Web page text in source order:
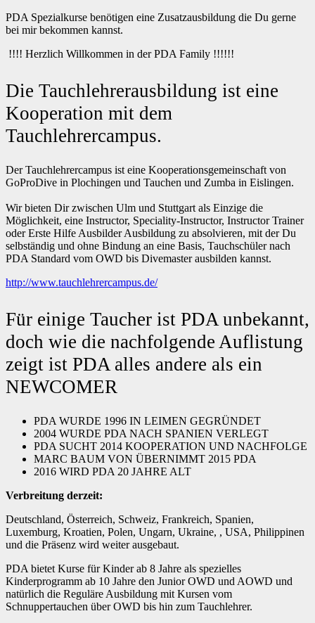
PDA Spezialkurse benötigen eine Zusatzausbildung die Du gerne
bei mir bekommen kannst.
!!!! Herzlich Willkommen in der PDA Family !!!!!!
Die Tauchlehrerausbildung ist eine
Kooperation mit dem
Tauchlehrercampus.
Der Tauchlehrercampus ist eine Kooperationsgemeinschaft von
GoProDive in Plochingen und Tauchen und Zumba in Eislingen.
Wir bieten Dir zwischen Ulm und Stuttgart als Einzige die
Möglichkeit, eine Instructor, Speciality-Instructor, Instructor Trainer
oder Erste Hilfe Ausbilder Ausbildung zu absolvieren, mit der Du
selbständig und ohne Bindung an eine Basis, Tauchschüler nach
PDA Standard vom OWD bis Divemaster ausbilden kannst.
http://www.tauchlehrercampus.de/
Für einige Taucher ist PDA unbekannt,
doch wie die nachfolgende Auflistung
zeigt ist PDA alles andere als ein
NEWCOMER
PDA WURDE 1996 IN LEIMEN GEGRÜNDET
2004 WURDE PDA NACH SPANIEN VERLEGT
PDA SUCHT 2014 KOOPERATION UND NACHFOLGE
MARC BAUM VON ÜBERNIMMT 2015 PDA
2016 WIRD PDA 20 JAHRE ALT
Verbreitung derzeit:
Deutschland, Österreich, Schweiz, Frankreich, Spanien,
Luxemburg, Kroatien, Polen, Ungarn, Ukraine, , USA, Philippinen
und die Präsenz wird weiter ausgebaut.
PDA bietet Kurse für Kinder ab 8 Jahre als spezielles
Kinderprogramm ab 10 Jahre den Junior OWD und AOWD und
natürlich die Reguläre Ausbildung mit Kursen vom
Schnuppertauchen über OWD bis hin zum Tauchlehrer.